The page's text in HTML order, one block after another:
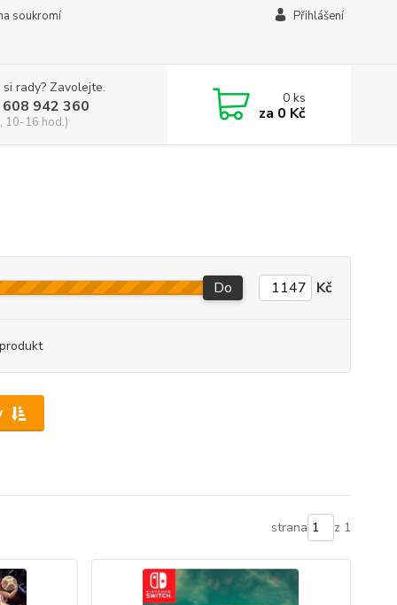
soukromí
Přihlášení
rady? Zavolejte.
942 360
10-16 hod.)
0ks
za 0 Kč
Do Kč
strana z 1